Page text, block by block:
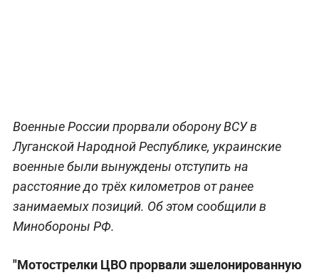
Военные России прорвали оборону ВСУ в
Луганской Народной Республике, украинские
военные были вынуждены отступить на
расстояние до трёх километров от ранее
занимаемых позиций. Об этом сообщили в
Минобороны РФ.
"Мотострелки ЦВО прорвали эшелонированную